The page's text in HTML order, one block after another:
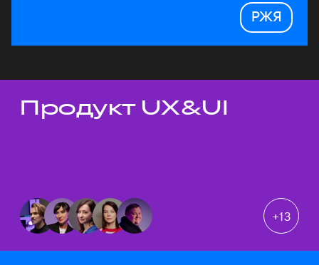
РЖЯ
Темы докладов
Продукт UX&UI
+13